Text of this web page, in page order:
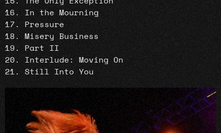
In the Mourning
Pressure
Misery Business
Part II
Interlude: Moving On
Still Into You